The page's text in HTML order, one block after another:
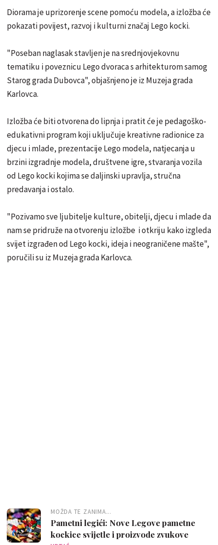
Diorama je uprizorenje scene pomoću modela, a izložba će
pokazati povijest, razvoj i kulturni značaj Lego kocki.
"Poseban naglasak stavljen je na srednjovjekovnu
tematiku i poveznicu Lego dvoraca s arhitekturom samog
Starog grada Dubovca", objašnjeno je iz Muzeja grada
Karlovca.
Izložba će biti otvorena do lipnja i pratit će je pedagoško-
edukativni program koji uključuje kreativne radionice za
djecu i mlade, prezentacije Lego modela, natjecanja u
brzini izgradnje modela, društvene igre, stvaranja vozila
od Lego kocki kojima se daljinski upravlja, stručna
predavanja i ostalo.
"Pozivamo sve ljubitelje kulture, obitelji, djecu i mlade da
nam se pridruže na otvorenju izložbe i otkriju kako izgleda
svijet izgrađen od Lego kocki, ideja i neograničene mašte",
poručili su iz Muzeja grada Karlovca.
MOŽDA TE ZANIMA...
Pametni legići: Nove Legove pametne
kockice svijetle i proizvode zvukove